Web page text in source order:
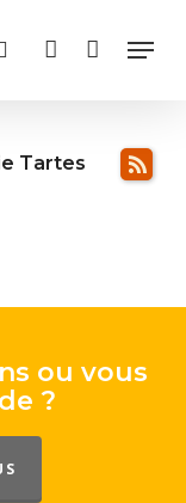
search account
Menu
Tartes
ou vous
?